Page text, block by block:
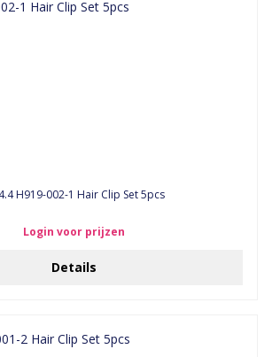
H919-002-1 Hair Clip Set 5pcs
Login voor prijzen
Details